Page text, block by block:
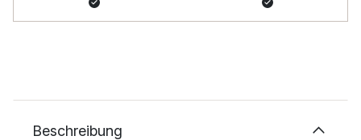
Beschreibung